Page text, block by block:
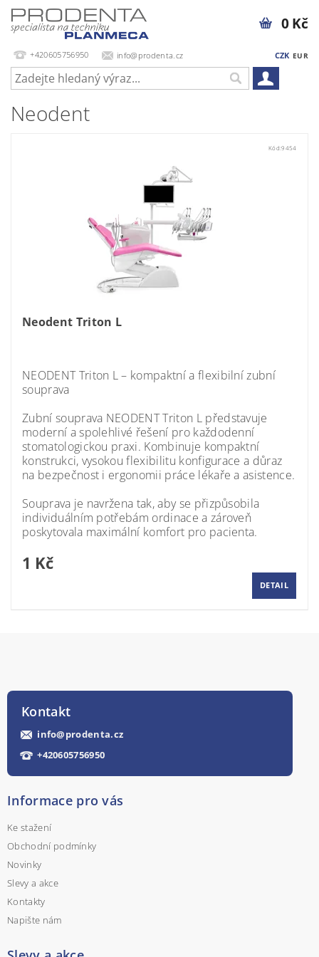
+420605756950 info@prodenta.cz CZK EUR
0 Kč
Neodent
Kód:9454
Neodent Triton L
NEODENT Triton L – kompaktní a flexibilní zubní
souprava
Zubní souprava NEODENT Triton Lpředstavuje
moderní a spolehlivé řešení pro každodenní
stomatologickou praxi. Kombinuje kompaktní
konstrukci, vysokou flexibilitu konfigurace a důraz
na bezpečnost i ergonomii práce lékaře a asistence.
Souprava je navržena tak, aby se přizpůsobila
individuálním potřebám ordinace a zároveň
poskytovala maximální komfort pro pacienta.
1 Kč
DETAIL
Kontakt
info@prodenta.cz
+420605756950
Informace pro vás
Ke stažení
Obchodní podmínky
Novinky
Slevy a akce
Kontakty
Napište nám